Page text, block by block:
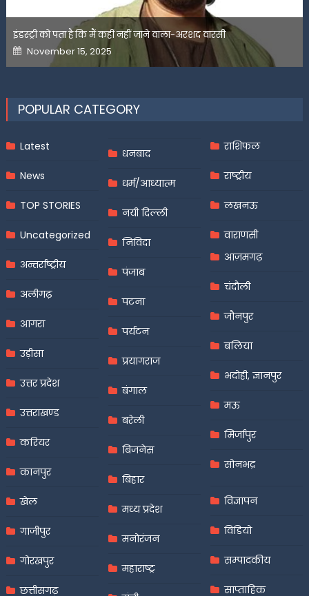
इंडस्ट्री को पता है कि मैं कहीं नहीं जाने वाला-अरशद वारसी
Posted
on
November 15, 2025
POPULAR CATEGORY
Latest
News
TOP STORIES
Uncategorized
अन्तर्राष्ट्रीय
अलीगढ़
आगरा
उड़ीसा
उत्तर प्रदेश
उत्तराखण्ड
करियर
कानपुर
खेल
गाजीपुर
गोरखपुर
छत्तीसगढ़
धनबाद
धर्म/आध्यात्म
नयी दिल्ली
निविदा
पंजाब
पटना
पर्यटन
प्रयागराज
बंगाल
बरेली
बिजनेस
बिहार
मध्य प्रदेश
मनोरंजन
महाराष्ट्र
राशिफल
राष्ट्रीय
लखनऊ
वाराणसी
आज़मगढ़
चंदौली
जौनपुर
बलिया
भदोही, ज्ञानपुर
मऊ
मिर्जापुर
सोनभद्र
विज्ञापन
विडियो
सम्पादकीय
साप्ताहिक